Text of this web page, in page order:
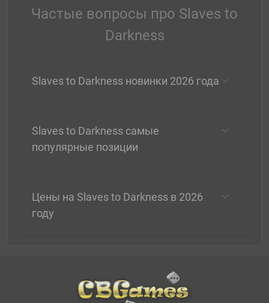
Частые вопросы про Slaves to
Darkness
Slaves to Darkness новинки 2026 года
Slaves to Darkness самые
популярные позиции
Цены на Slaves to Darkness в 2026
году